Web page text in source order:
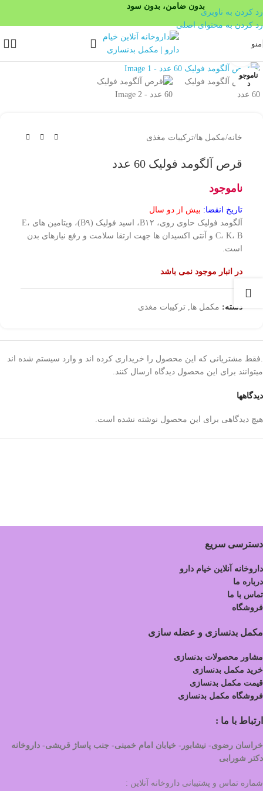
بدون ضامن، بدون سود
رد کردن به ناوبری
رد کردن به محتوای اصلی
منو
ناموجو
د
بزرگنمایی تصویر
خانه/مکمل ها/ترکیبات مغذی
قرص آلگومد فولیک 60 عدد
ناموجود
تاریخ انقضا: بیش از دو سال
آلگومد فولیک حاوی روی، B۱۲، اسید فولیک (B۹)، ویتامین های E،
C، K، B و آنتی اکسیدان ها جهت ارتقا سلامت و رفع نیازهای بدن
است.
در انبار موجود نمی باشد
دسته: مکمل ها ترکیبات مغذی
دیدگاهها
هیچ دیدگاهی برای این محصول نوشته نشده است.
.فقط مشتریانی که این محصول را خریداری کرده اند و وارد سیستم شده اند
میتوانند برای این محصول دیدگاه ارسال کنند.
دسترسی سریع
داروخانه آنلاین خیام دارو
درباره ما
تماس با ما
فروشگاه
مکمل بدنسازی و عضله سازی
مشاور محصولات بدنسازی
خرید مکمل بدنسازی
قیمت مکمل بدنسازی
فروشگاه مکمل بدنسازی
ارتباط با ما :
خراسان رضوی- نیشابور- خیابان امام خمینی- جنب پاساژ قریشی- داروخانه
دکتر شورابی
شماره تماس و پشتیبانی داروخانه آنلاین :